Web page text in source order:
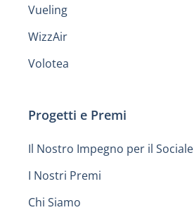
Vueling
WizzAir
Volotea
Progetti e Premi
Il Nostro Impegno per il Sociale
I Nostri Premi
Chi Siamo